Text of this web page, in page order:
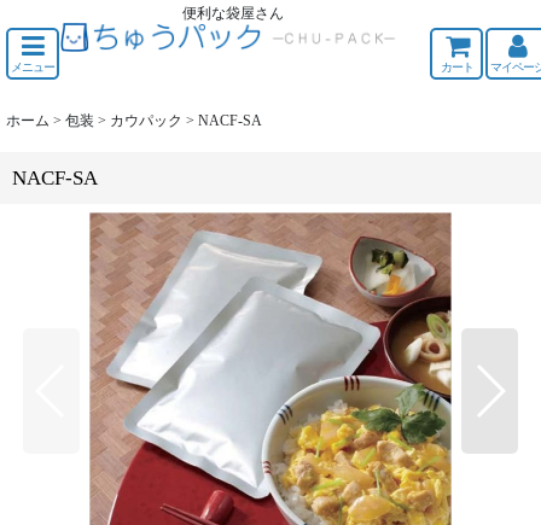
便利な袋屋さん
メニュー カート マイペー
ホーム > 包装 > カウパック > NACF-SA
NACF-SA